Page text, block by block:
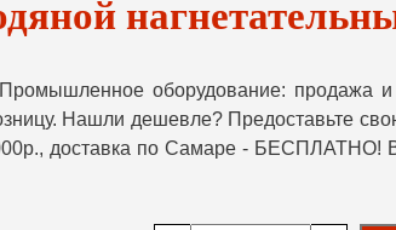
оборудование: продажа и
Нашли дешевле? Предоставьте
доставка по Самаре - БЕСПЛАТНО!